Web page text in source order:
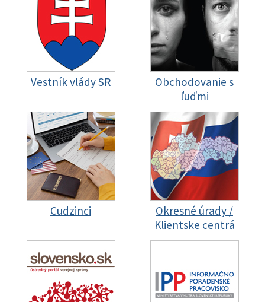
Vestník vlády SR
Obchodovanie s
ľuďmi
Cudzinci
Okresné úrady /
Klientske centrá